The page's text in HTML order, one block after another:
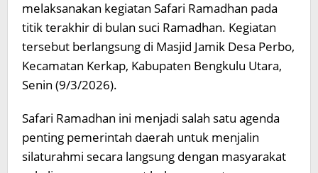
melaksanakan kegiatan Safari Ramadhan pada
titik terakhir di bulan suci Ramadhan. Kegiatan
tersebut berlangsung di Masjid Jamik Desa Perbo,
Kecamatan Kerkap, Kabupaten Bengkulu Utara,
Senin (9/3/2026).
Safari Ramadhan ini menjadi salah satu agenda
penting pemerintah daerah untuk menjalin
silaturahmi secara langsung dengan masyarakat